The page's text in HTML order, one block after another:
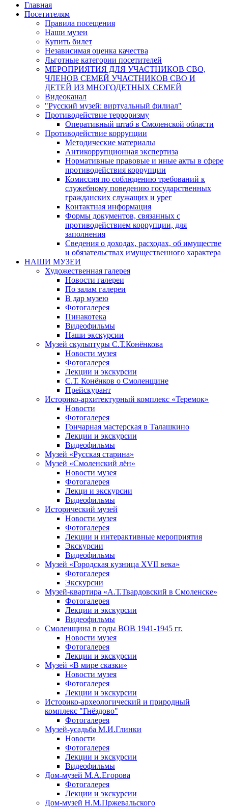
Главная
Посетителям
Правила посещения
Наши музеи
Купить билет
Независимая оценка качества
Льготные категории посетителей
МЕРОПРИЯТИЯ ДЛЯ УЧАСТНИКОВ СВО,
ЧЛЕНОВ СЕМЕЙ УЧАСТНИКОВ СВО И
ДЕТЕЙ ИЗ МНОГОДЕТНЫХ СЕМЕЙ
Видеоканал
"Русский музей: виртуальный филиал"
Противодействие терроризму
Оперативный штаб в Смоленской области
Противодействие коррупции
Методические материалы
Антикоррупционная экспертиза
Нормативные правовые и иные акты в сфере
противодействия коррупции
Комиссия по соблюдению требований к
служебному поведению государственных
гражданских служащих и урег
Контактная информация
Формы документов, связанных с
противодействием коррупции, для
заполнения
Сведения о доходах, расходах, об имуществе
и обязательствах имущественного характера
НАШИ МУЗЕИ
Художественная галерея
Новости галереи
По залам галереи
В дар музею
Фотогалерея
Пинакотека
Видеофильмы
Наши экскурсии
Музей скульптуры С.Т.Конёнкова
Новости музея
Фотогалерея
Лекции и экскурсии
С.Т. Конёнков о Смоленщине
Прейскурант
Историко-архитектурный комплекс «Теремок»
Новости
Фотогалерея
Гончарная мастерская в Талашкино
Лекции и экскурсии
Видеофильмы
Музей «Русская старина»
Музей «Смоленский лён»
Новости музея
Фотогалерея
Лекци и экскурсии
Видеофильмы
Исторический музей
Новости музея
Фотогалерея
Лекции и интерактивные мероприятия
Экскурсии
Видеофильмы
Музей «Городская кузница XVII века»
Фотогалерея
Экскурсии
Музей-квартира «А.Т.Твардовский в Смоленске»
Фотогалерея
Лекции и экскурсии
Видеофильмы
Смоленщина в годы ВОВ 1941-1945 гг.
Новости музея
Фотогалерея
Лекции и экскурсии
Музей «В мире сказки»
Новости музея
Фотогалерея
Лекции и экскурсии
Историко-археологический и природный
комплекс "Гнёздово"
Фотогалерея
Музей-усадьба М.И.Глинки
Новости
Фотогалерея
Лекции и экскурсии
Видеофильмы
Дом-музей М.А.Егорова
Фотогалерея
Лекции и экскурсии
Дом-музей Н.М.Пржевальского